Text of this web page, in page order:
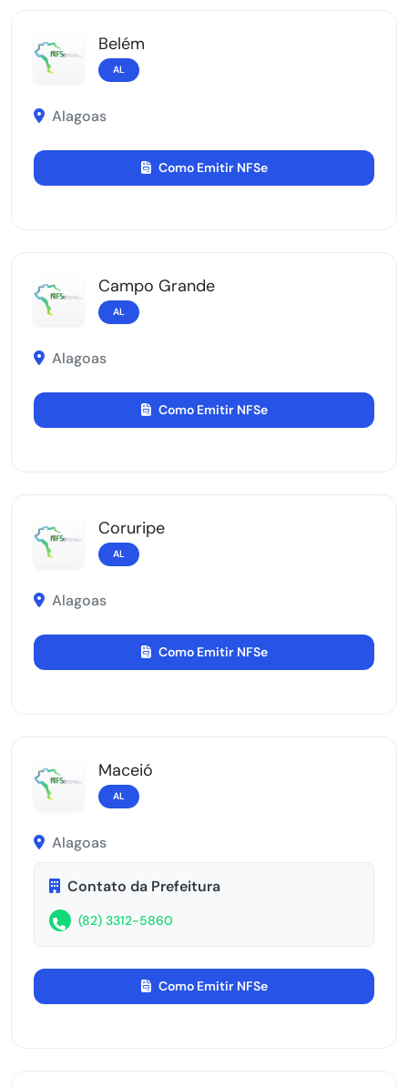
Belém
AL
Alagoas
Como Emitir NFSe
Campo Grande
AL
Alagoas
Como Emitir NFSe
Coruripe
AL
Alagoas
Como Emitir NFSe
Maceió
AL
Alagoas
Contato da Prefeitura
(82) 3312-5860
Como Emitir NFSe